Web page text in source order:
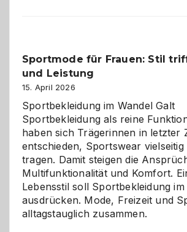
gegen
Chaos
Sportmode für Frauen: Stil
und Leistung
15. April 2026
Sportbekleidung im Wandel Galt
Sportbekleidung als reine
haben sich Trägerinnen in letzter
entschieden, Sportswear
tragen. Damit steigen die
Multifunktionalität und Komfort.
Lebensstil soll Sportbekleidung
ausdrücken. Mode, Freizeit und
alltagstauglich zusammen.